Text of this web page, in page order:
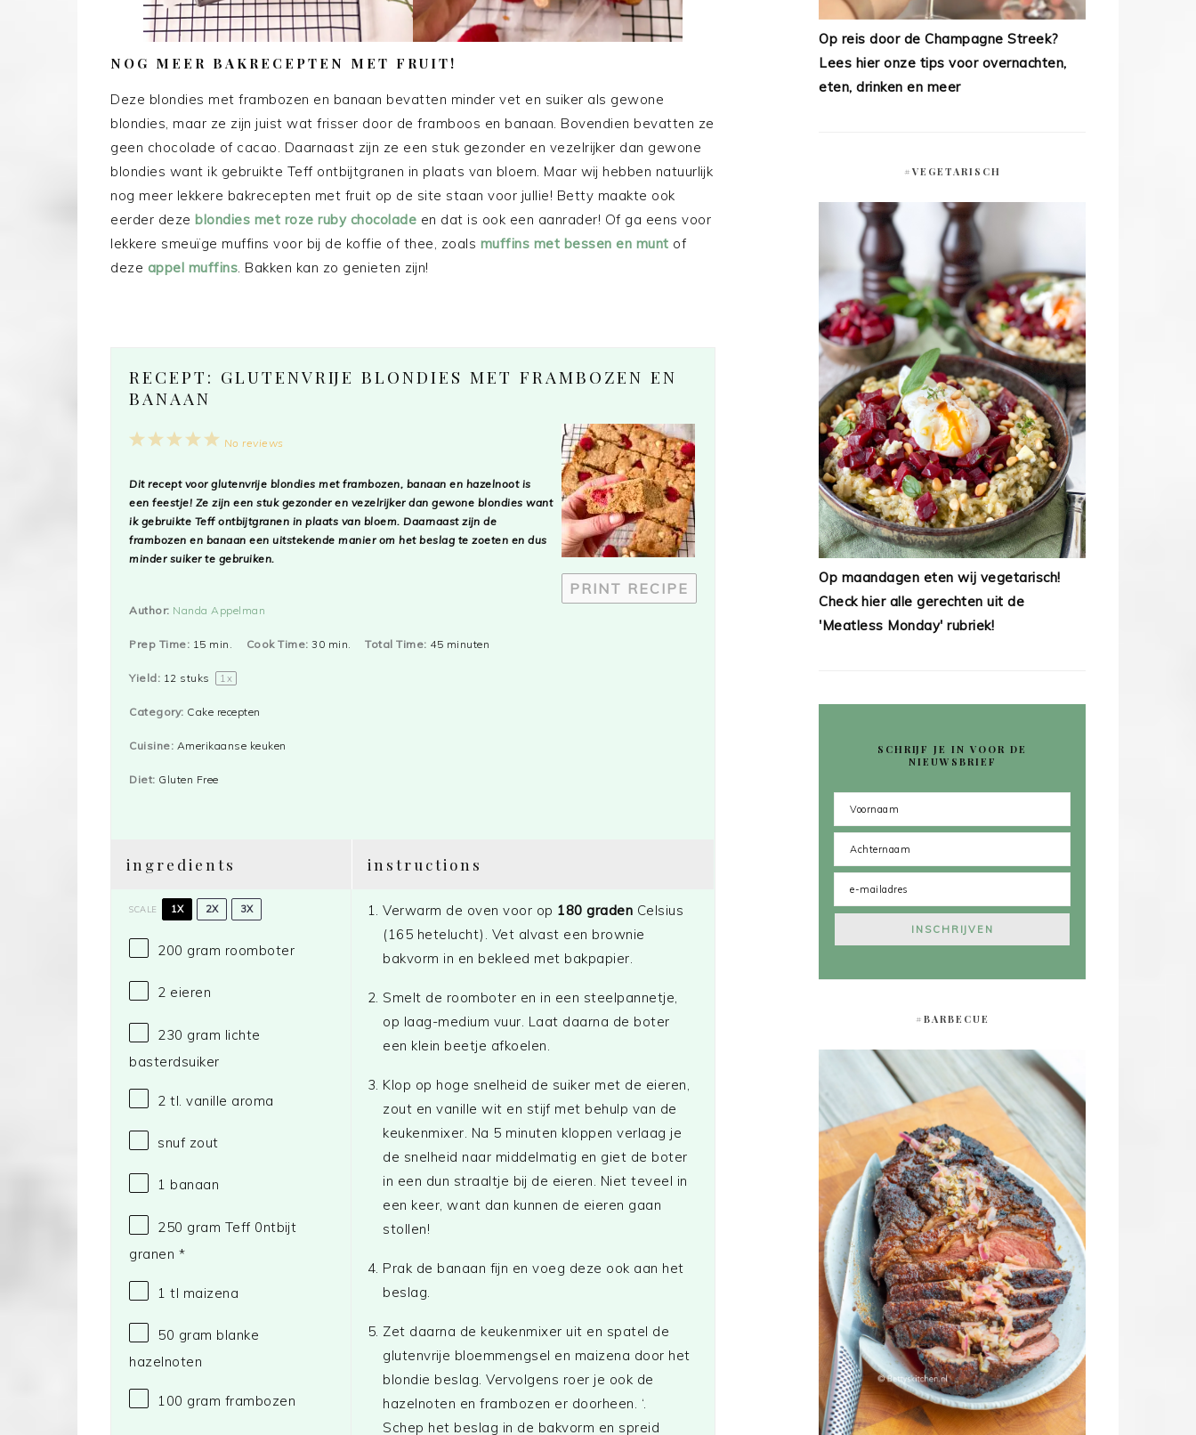
NOG MEER BAKRECEPTEN MET FRUIT!
Deze blondies met frambozen en banaan bevatten minder vet en suiker als gewone
blondies, maar ze zijn juist wat frisser door de framboos en banaan. Bovendien bevatten ze
geen chocolade of cacao. Daarnaast zijn ze een stuk gezonder en vezelrijker dan gewone
blondies want ik gebruikte Teff ontbijtgranen in plaats van bloem. Maar wij hebben natuurlijk
nog meer lekkere bakrecepten met fruit op de site staan voor jullie! Betty maakte ook
eerder deze blondies met roze ruby chocolade en dat is ook een aanrader! Of ga eens voor
lekkere smeuïge muffins voor bij de koffie of thee, zoals muffins met bessen en munt of
deze appel muffins. Bakken kan zo genieten zijn!
RECEPT: GLUTENVRIJE BLONDIES MET FRAMBOZEN EN
BANAAN
PRINT RECIPE
5
4
3
2
1
No reviews
Dit recept voor glutenvrije blondies met frambozen, banaan en hazelnoot is
een feestje! Ze zijn een stuk gezonder en vezelrijker dan gewone blondies want
ik gebruikte Teff ontbijtgranen in plaats van bloem. Daarnaast zijn de
frambozen en banaan een uitstekende manier om het beslag te zoeten en dus
minder suiker te gebruiken.
Author: Nanda Appelman
Prep Time: 15 min. Cook Time: 30 min. Total Time: 45 minuten
Yield: 12 stuks 1x
Category: Cake recepten
Cuisine: Amerikaanse keuken
Diet: Gluten Free
ingredients
SCALE 1X 2X 3X
200 gram roomboter
2 eieren
230 gram lichte
basterdsuiker
2 tl. vanille aroma
snuf zout
1 banaan
250 gram Teff 0ntbijt
granen *
1 tl maizena
50 gram blanke
hazelnoten
100 gram frambozen
instructions
Verwarm de oven voor op 180 graden Celsius
(165 hetelucht). Vet alvast een brownie
bakvorm in en bekleed met bakpapier.
Smelt de roomboter en in een steelpannetje,
op laag-medium vuur. Laat daarna de boter
een klein beetje afkoelen.
Klop op hoge snelheid de suiker met de eieren,
zout en vanille wit en stijf met behulp van de
keukenmixer. Na 5 minuten kloppen verlaag je
de snelheid naar middelmatig en giet de boter
in een dun straaltje bij de eieren. Niet teveel in
een keer, want dan kunnen de eieren gaan
stollen!
Prak de banaan fijn en voeg deze ook aan het
beslag.
Zet daarna de keukenmixer uit en spatel de
glutenvrije bloemmengsel en maizena door het
blondie beslag. Vervolgens roer je ook de
hazelnoten en frambozen er doorheen. ‘.
Schep het beslag in de bakvorm en spreid
Op reis door de Champagne Streek?
Lees hier onze tips voor overnachten,
eten, drinken en meer
#VEGETARISCH
Op maandagen eten wij vegetarisch!
Check hier alle gerechten uit de
'Meatless Monday' rubriek!
SCHRIJF JE IN VOOR DE
NIEUWSBRIEF
#BARBECUE